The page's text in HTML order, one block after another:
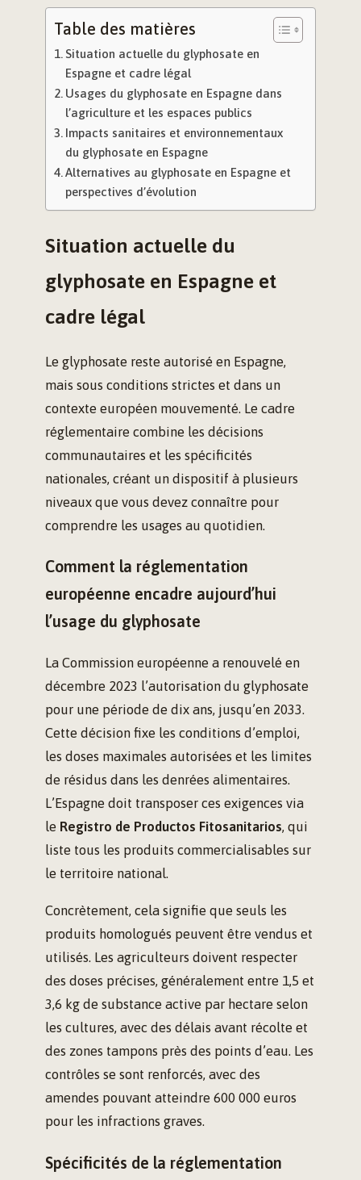
Table des matières
Situation actuelle du glyphosate en
Espagne et cadre légal
Usages du glyphosate en Espagne dans
l’agriculture et les espaces publics
Impacts sanitaires et environnementaux
du glyphosate en Espagne
Alternatives au glyphosate en Espagne et
perspectives d’évolution
Situation actuelle du
glyphosate en Espagne et
cadre légal
Le glyphosate reste autorisé en Espagne,
mais sous conditions strictes et dans un
contexte européen mouvementé. Le cadre
réglementaire combine les décisions
communautaires et les spécificités
nationales, créant un dispositif à plusieurs
niveaux que vous devez connaître pour
comprendre les usages au quotidien.
Comment la réglementation
européenne encadre aujourd’hui
l’usage du glyphosate
La Commission européenne a renouvelé en
décembre 2023 l’autorisation du glyphosate
pour une période de dix ans, jusqu’en 2033.
Cette décision fixe les conditions d’emploi,
les doses maximales autorisées et les limites
de résidus dans les denrées alimentaires.
L’Espagne doit transposer ces exigences via
le Registro de Productos Fitosanitarios, qui
liste tous les produits commercialisables sur
le territoire national.
Concrètement, cela signifie que seuls les
produits homologués peuvent être vendus et
utilisés. Les agriculteurs doivent respecter
des doses précises, généralement entre 1,5 et
3,6 kg de substance active par hectare selon
les cultures, avec des délais avant récolte et
des zones tampons près des points d’eau. Les
contrôles se sont renforcés, avec des
amendes pouvant atteindre 600 000 euros
pour les infractions graves.
Spécificités de la réglementation